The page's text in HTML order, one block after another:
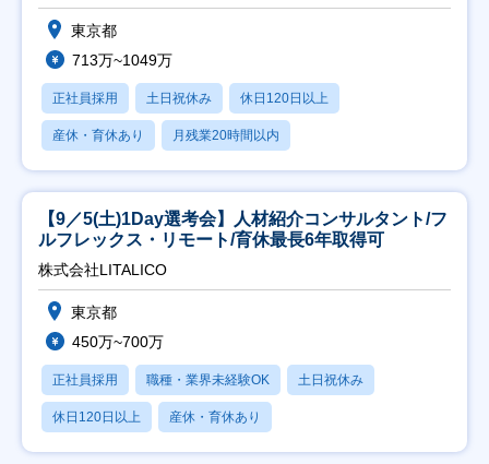
東京都
713万~1049万
正社員採用 土日祝休み 休日120日以上
産休・育休あり 月残業20時間以内
【9／5(土)1Day選考会】人材紹介コンサルタント/フ
ルフレックス・リモート/育休最長6年取得可
株式会社LITALICO
東京都
450万~700万
正社員採用 職種・業界未経験OK 土日祝休み
休日120日以上 産休・育休あり